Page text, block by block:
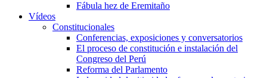
Fábula hez de Eremitaño
Vídeos
Constitucionales
Conferencias, exposiciones y conversatorios
El proceso de constitución e instalación del
Congreso del Perú
Reforma del Parlamento